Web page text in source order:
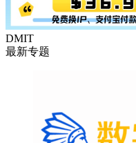
DMIT
最新专题